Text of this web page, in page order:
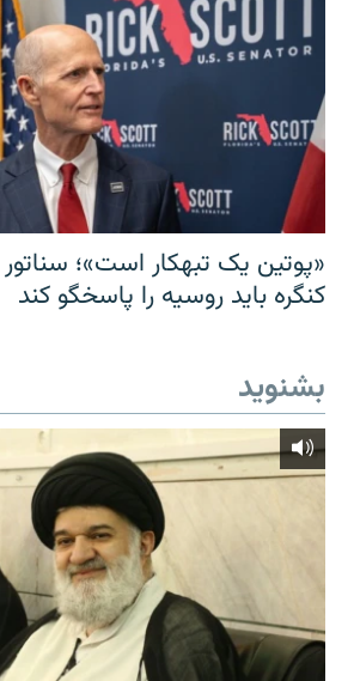
«پوتین یک تبهکار است»؛
کنگره باید روسیه را پاسخگو کند
بشنوید